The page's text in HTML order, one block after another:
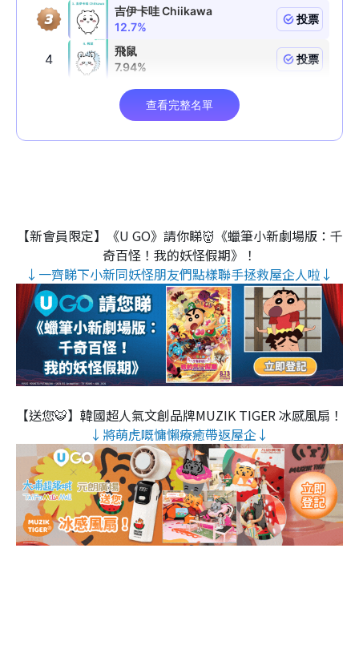
【新會員限定】《U GO》請你睇👹《蠟筆小新劇場版：千
奇百怪！我的妖怪假期》！
↓一齊睇下小新同妖怪朋友們點樣聯手拯救屋企人啦↓
【送您🐯】韓國超人氣文創品牌MUZIK TIGER 冰感風扇！
↓將萌虎嘅慵懶療癒帶返屋企↓